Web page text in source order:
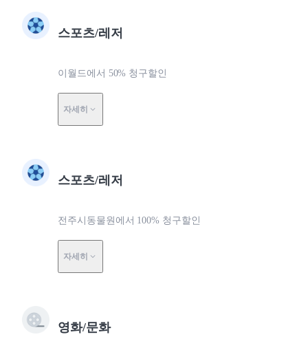
스포츠/레저
이월드에서 50% 청구할인
자세히
스포츠/레저
전주시동물원에서 100% 청구할인
자세히
영화/문화